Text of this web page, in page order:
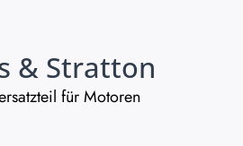
& Stratton
für Motoren